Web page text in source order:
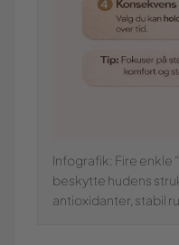
Infografik: Fire enkle
beskytte hudens
antioxidanter, stabil